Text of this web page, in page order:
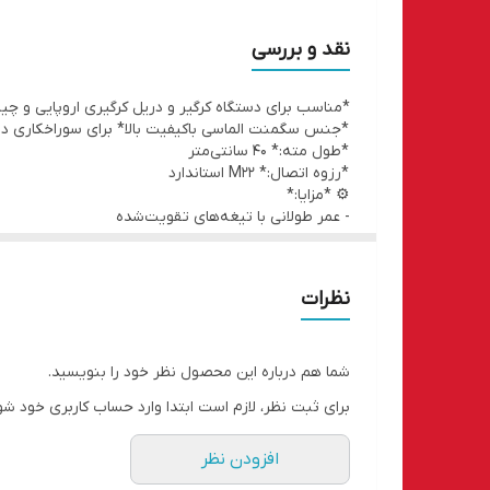
نقد و بررسی
*مناسب برای دستگاه کرگیر و دریل کرگیری اروپایی و
*جنس سگمنت الماسی باکیفیت بالا* برای
*طول مته:* ۴۰ سانتی‌متر
*رزوه اتصال:* M22 استاندارد
⚙️ *مزایا:*
- عمر طولانی با تیغه‌های تقویت‌شده
نظرات
شما هم درباره این محصول نظر خود را بنویسید.
برای ثبت نظر، لازم است ابتدا وارد حساب کاربری خود
افزودن نظر